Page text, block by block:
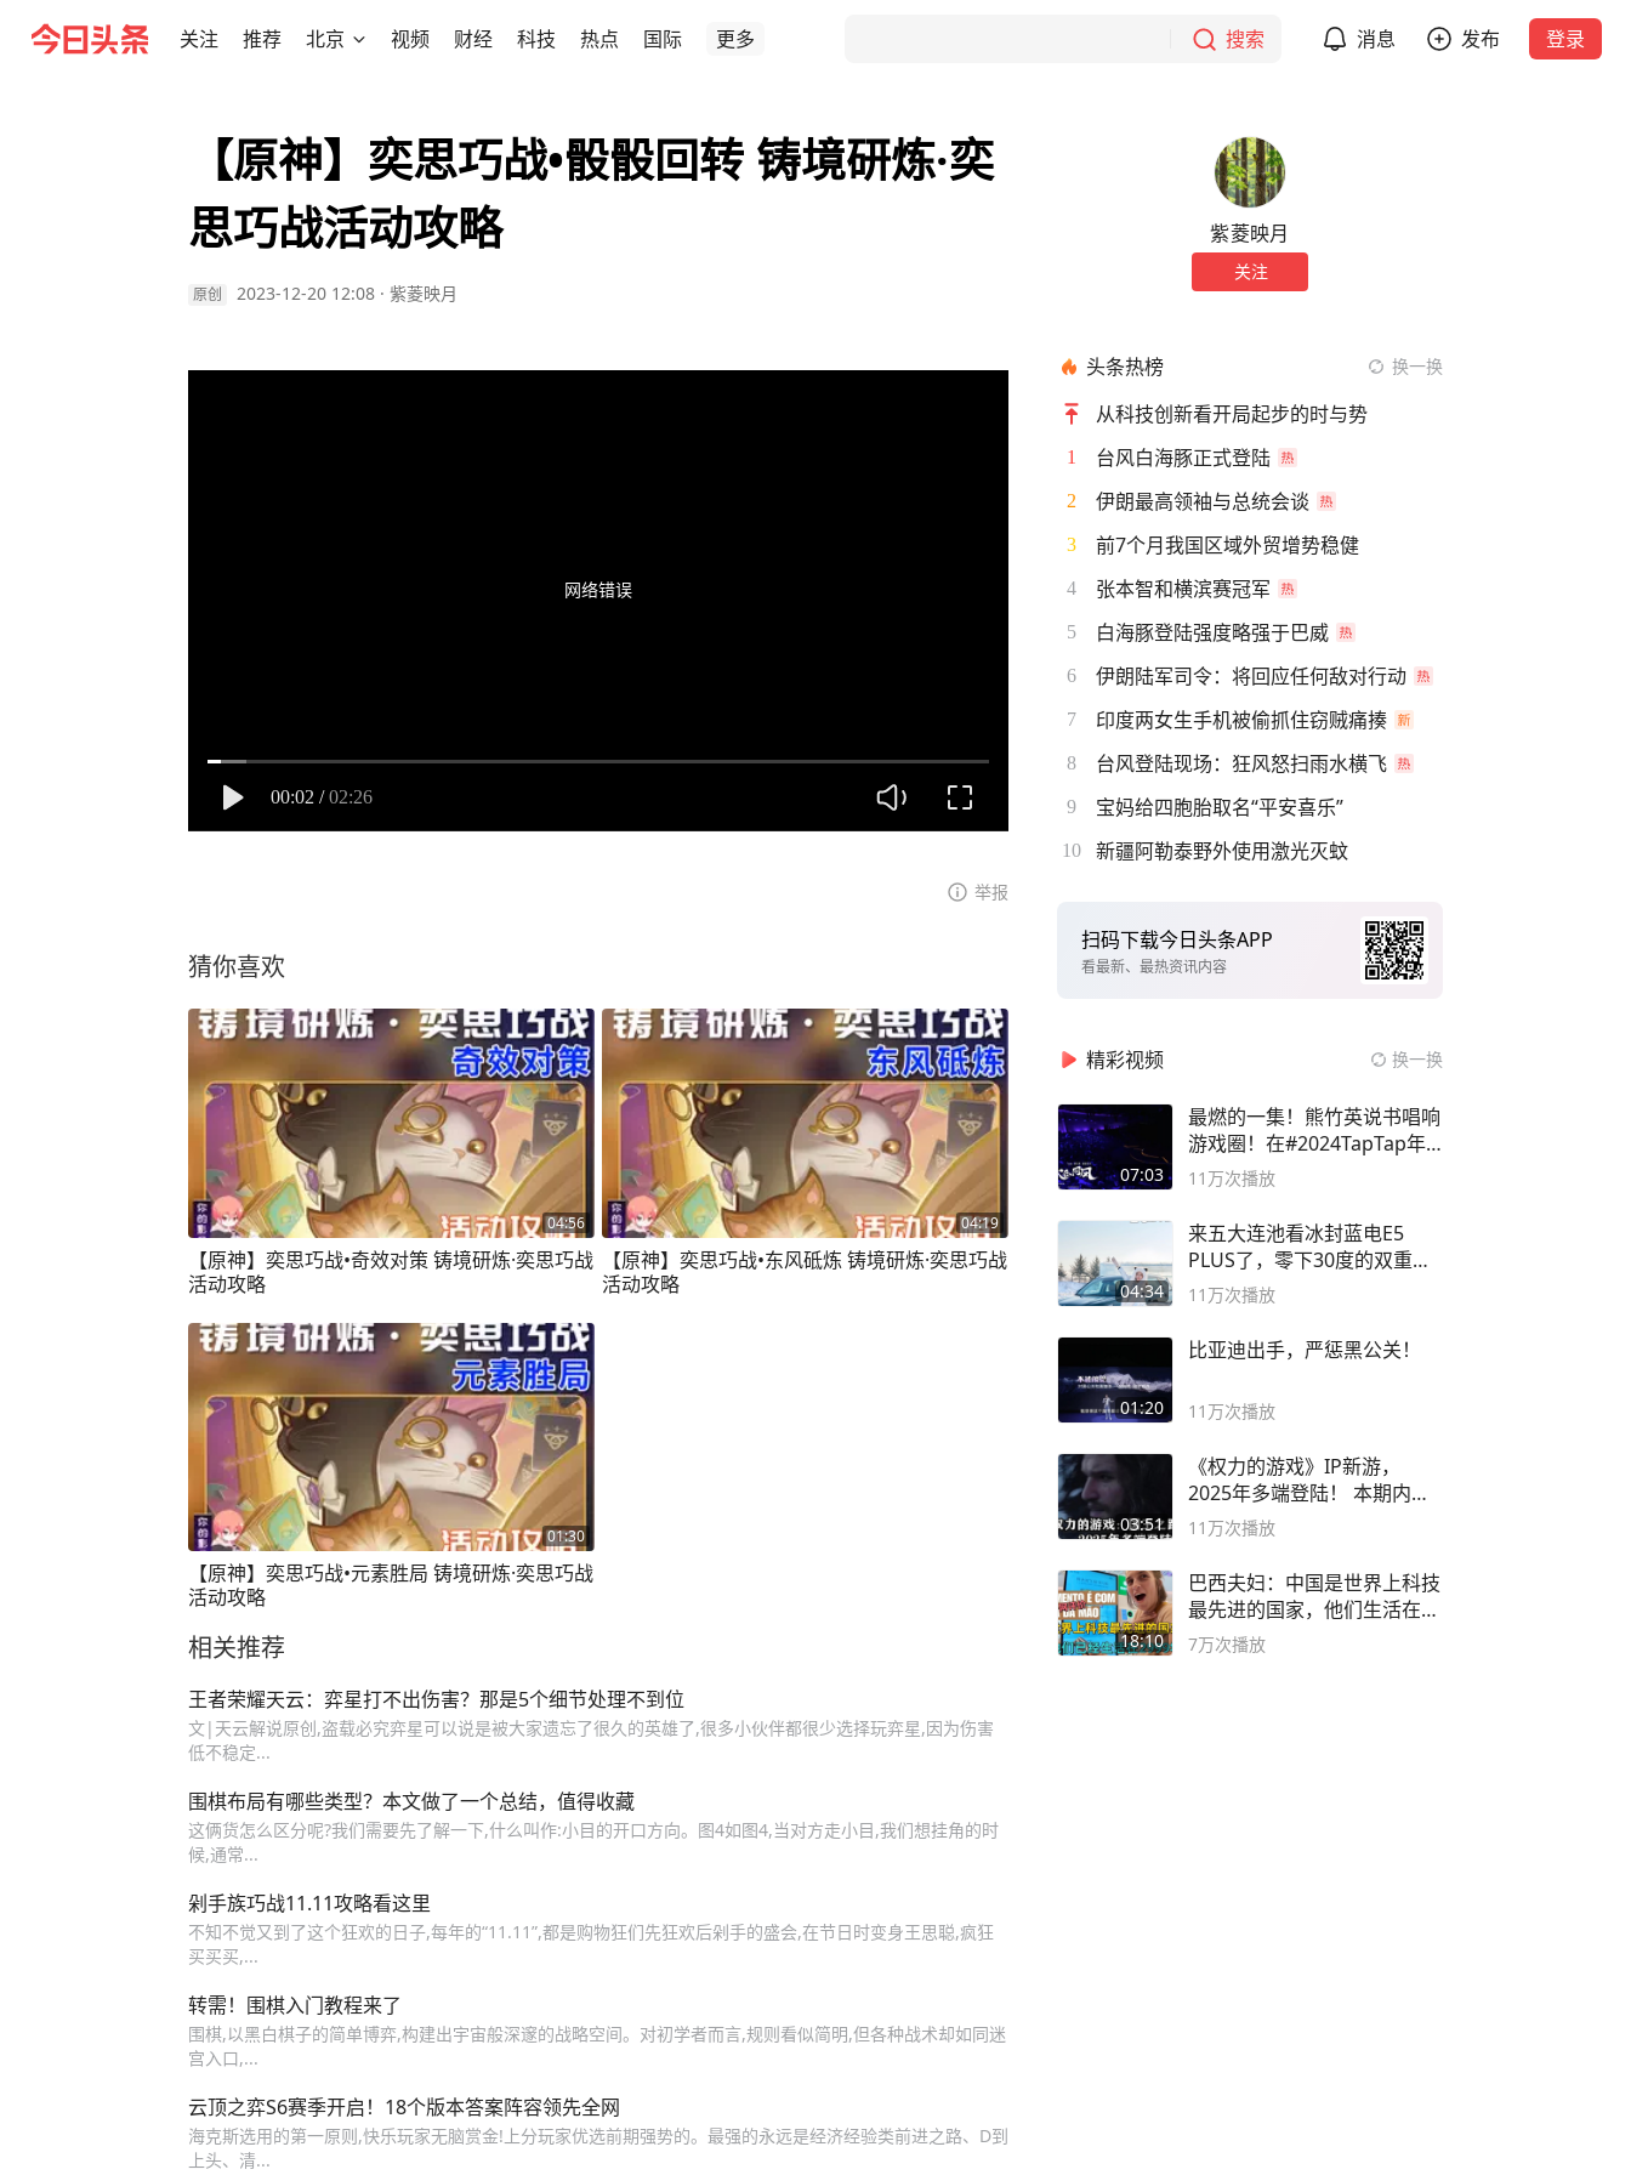
关注 推荐 北京 视频 财经 科技 热点 国际 更多 搜索 消息 发布 登录
【原神】奕思巧战•骰骰回转 铸境研炼·奕
思巧战活动攻略
原创 2023-12-20 12:08 · 紫菱映月
网络错误
00:02 / 02:26
举报
猜你喜欢
04:56
【原神】奕思巧战•奇效对策 铸境研炼·奕思巧战
活动攻略
04:19
【原神】奕思巧战•东风砥炼 铸境研炼·奕思巧战
活动攻略
01:30
【原神】奕思巧战•元素胜局 铸境研炼·奕思巧战
活动攻略
相关推荐
王者荣耀天云：弈星打不出伤害？那是5个细节处理不到位
文|天云解说原创,盗载必究弈星可以说是被大家遗忘了很久的英雄了,很多小伙伴都很少选择玩弈星,因为伤害
低不稳定...
围棋布局有哪些类型？本文做了一个总结，值得收藏
这俩货怎么区分呢?我们需要先了解一下,什么叫作:小目的开口方向。图4如图4,当对方走小目,我们想挂角的时
候,通常...
剁手族巧战11.11攻略看这里
不知不觉又到了这个狂欢的日子,每年的“11.11”,都是购物狂们先狂欢后剁手的盛会,在节日时变身王思聪,疯狂
买买买,...
转需！围棋入门教程来了
围棋,以黑白棋子的简单博弈,构建出宇宙般深邃的战略空间。对初学者而言,规则看似简明,但各种战术却如同迷
宫入口,...
云顶之弈S6赛季开启！18个版本答案阵容领先全网
海克斯选用的第一原则,快乐玩家无脑赏金!上分玩家优选前期强势的。最强的永远是经济经验类前进之路、D到
上头、清...
紫菱映月
关注
头条热榜 换一换
从科技创新看开局起步的时与势
1 台风白海豚正式登陆
2 伊朗最高领袖与总统会谈
3 前7个月我国区域外贸增势稳健
4 张本智和横滨赛冠军
5 白海豚登陆强度略强于巴威
6 伊朗陆军司令：将回应任何敌对行动
7 印度两女生手机被偷抓住窃贼痛揍
8 台风登陆现场：狂风怒扫雨水横飞
9 宝妈给四胞胎取名“平安喜乐”
10 新疆阿勒泰野外使用激光灭蚊
扫码下载今日头条APP
看最新、最热资讯内容
精彩视频 换一换
07:03
最燃的一集！熊竹英说书唱响
游戏圈！在#2024TapTap年
度游戏大赏
11万次播放
04:34
来五大连池看冰封蓝电E5
PLUS了，零下30度的双重冰
封40小时全录
11万次播放
01:20
比亚迪出手，严惩黑公关！
11万次播放
03:51
《权力的游戏》IP新游，
2025年多端登陆！ 本期内容
概要
11万次播放
18:10
巴西夫妇：中国是世界上科技
最先进的国家，他们生活在
2999年
7万次播放